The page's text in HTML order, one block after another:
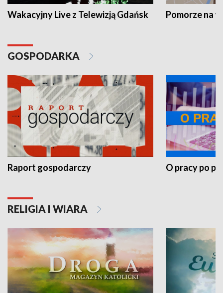
Wakacyjny Live z Telewizją Gdańsk Pomorze na
GOSPODARKA
Raport gospodarczy O pracy po
RELIGIA I WIARA